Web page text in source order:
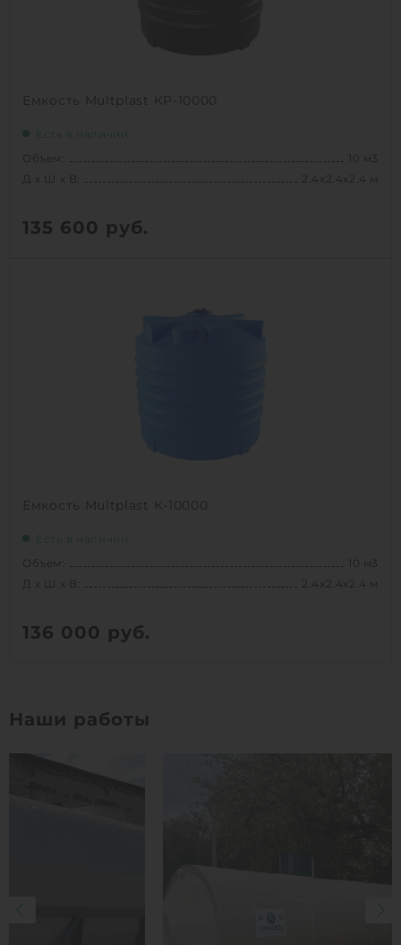
Емкость Multplast КР-10000
Есть в наличии
Объем:
10 м3
Д х Ш х В:
2.4х2.4х2.4 м
135 600 руб.
Емкость Multplast К-10000
Есть в наличии
Объем:
10 м3
Д х Ш х В:
2.4х2.4х2.4 м
Объем:
1
136 000 руб.
Наши работы